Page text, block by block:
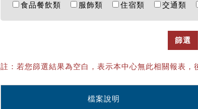
食品餐飲類 服飾類 住宿類 交通類
篩選
註：若您篩選結果為空白，表示本中心無此相關報表，
檔案說明